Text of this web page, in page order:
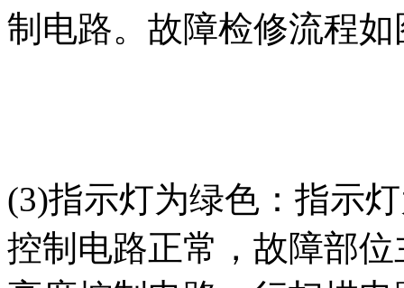
制电路。故障检修流程如
(3)指示灯为绿色：指示
控制电路正常，故障部